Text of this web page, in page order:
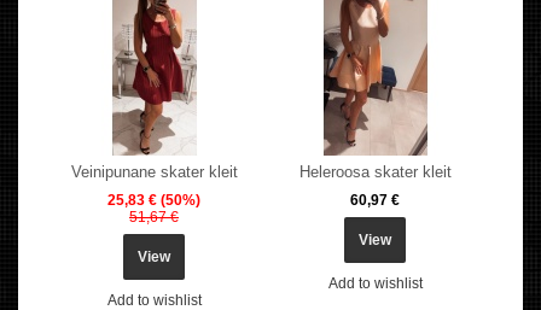
Veinipunane skater kleit
25,83 € (50%)
51,67 €
View
Add to wishlist
Heleroosa skater kleit
60,97 €
View
Add to wishlist